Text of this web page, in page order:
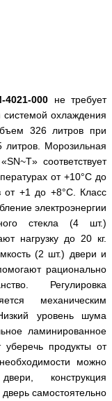
4021-000 не требует
системой охлаждения
326 литров при
Морозильная
соответствует
от +10°С до
от +1 до +8°С. Класс
электроэнергии
стекла (4 шт.)
нагрузку до 20 кг.
(2 шт.) двери и
рационально
Регулировка
механическим
уровень шума
ламинированное
уберечь продукты от
можно
конструкция
самостоятельно